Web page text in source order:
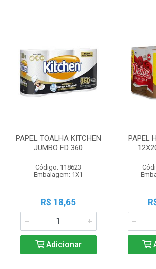
PAPEL TOALHA KITCHEN
JUMBO FD 360
Código: 118623
Embalagem: 1X1
R$ 18,65
Adicionar
PAPEL